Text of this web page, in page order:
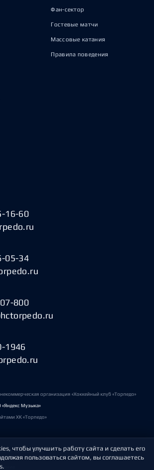
Фан-сектор
Гостевые матчи
Массовые катания
Правила поведения
16-60
05-34
800
1946
организация «Хоккейный клуб «Торпедо»
Музыка»
ХК «Торпедо»
данных
чтобы улучшить работу сайта и сделать его
пользоваться сайтом, вы соглашаетесь